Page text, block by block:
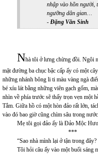
nhập vào hồn người,
ngưỡng dân gian…
- Đặng Văn Sinh
Nhà tôi ở lưng chừng đồi. Ngôi
mặt đường ba chục bậc cấp ấy có một
những nhánh bông li ti màu vàng ngà
bé xíu lát bằng những viên gạch gốm,
nhìn về phía trước sẽ thấy trọn vẹn một
Tắm. Giữa hồ có một hòn đảo rất lớn,
vào đó bao giờ cũng chìm sâu trong nước.
Mẹ tôi gọi đảo ấy là Đảo Mộc
***
“Sao nhà mình lại ở tận trong đây?
Tôi hỏi câu ấy vào một buổi sáng